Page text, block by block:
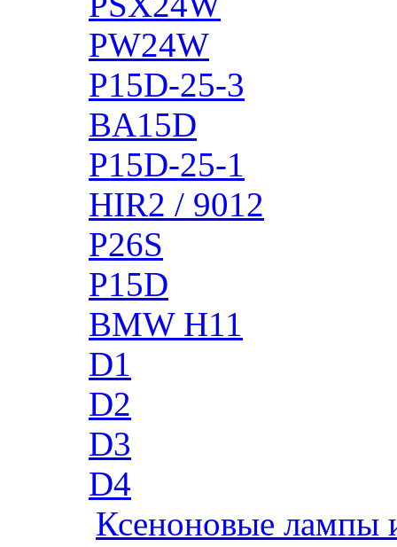
PW24W
P15D-25-3
BA15D
P15D-25-1
HIR2 / 9012
P26S
P15D
BMW H11
D1
D2
D3
D4
Ксеноновые лампы